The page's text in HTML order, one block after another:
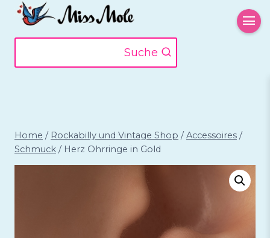
Zum
Inhalt
springen
Suche
Home / Rockabilly und Vintage Shop / Accessoires /
Schmuck / Herz Ohrringe in Gold